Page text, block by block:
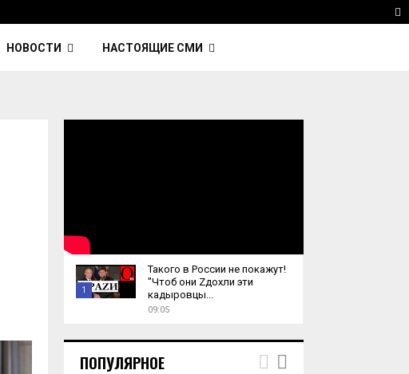
НОВОСТИ НАСТОЯЩИЕ СМИ
1
u
m
Такого в России не покажут!
"Чтоб они Zдохли эти
кадыровцы...
09:05
ПОПУЛЯРНОЕ